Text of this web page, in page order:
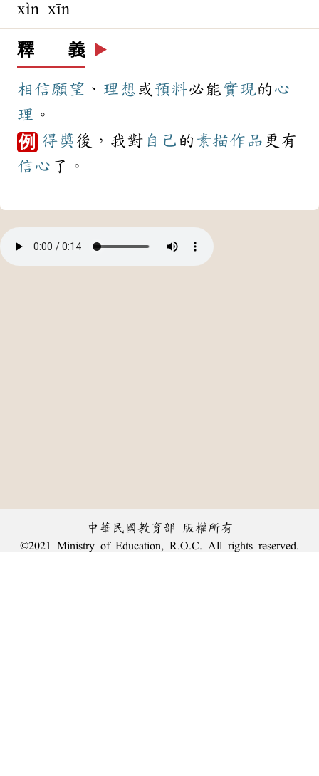
xìn xīn
釋 義 ▶️
相信願望 、 理想 或預料必能實現的 心
理 。
例 得獎後，我對 自己 的 素描作品 更有
信心 了。
中華民國教育部 版權所有
©2021 Ministry of Education, R.O.C. All rights reserved.